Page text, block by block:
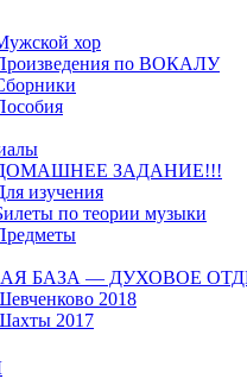
хор
по ВОКАЛУ
ЗАДАНИЕ!!!
изучения
по теории музыки
БАЗА — ДУХОВОЕ
2018
2017